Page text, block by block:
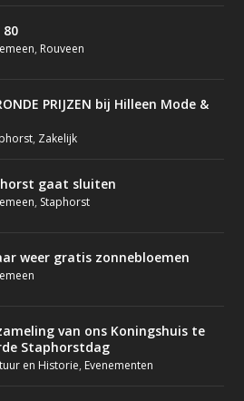
80
, Rouveen
PRIJZEN bij Hilleen Mode &
, Zakelijk
gaat sluiten
, Staphorst
weer gratis zonnebloemen
van ons Koningshuis te
Staphorstdag
en Historie, Evenementen